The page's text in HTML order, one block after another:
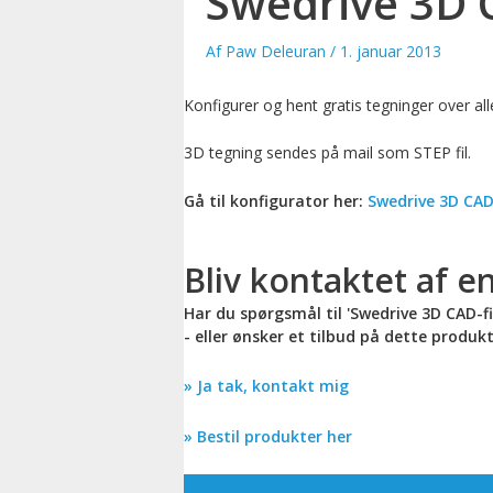
Af Paw Deleuran / 1. januar 2013
Konfigurer og hent gratis tegninger over
3D tegning sendes på mail som STEP fil.
Gå til konfigurator her: Swedrive 3D
Bliv kontaktet af
Har du spørgsmål til 'Swedrive 3D CAD-
- eller ønsker et tilbud på dette
» Ja tak, kontakt mig
» Bestil produkter her